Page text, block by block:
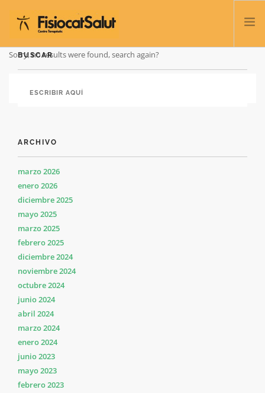
BLOG
Sorry, no results were found, search again?
BUSCAR
ARCHIVO
marzo 2026
enero 2026
diciembre 2025
mayo 2025
marzo 2025
febrero 2025
diciembre 2024
noviembre 2024
octubre 2024
junio 2024
abril 2024
marzo 2024
enero 2024
junio 2023
mayo 2023
febrero 2023